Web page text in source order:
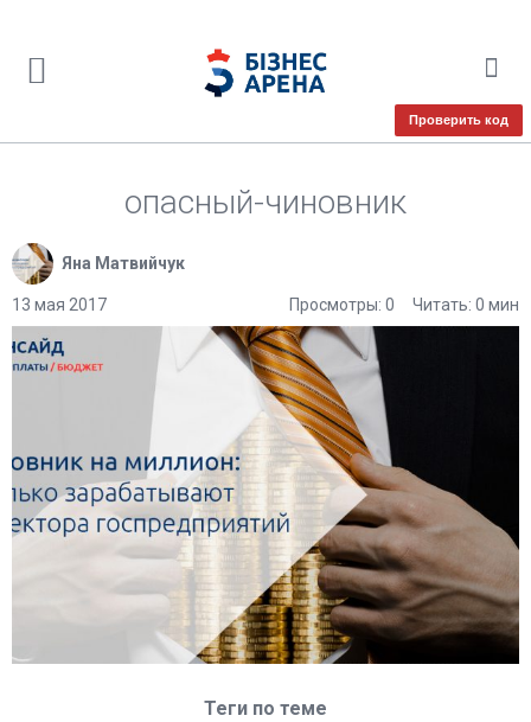
Проверить код
опасный-чиновник
Яна Матвийчук
13 мая 2017 Читать: 0 мин
Просмотры: 0
Теги по теме